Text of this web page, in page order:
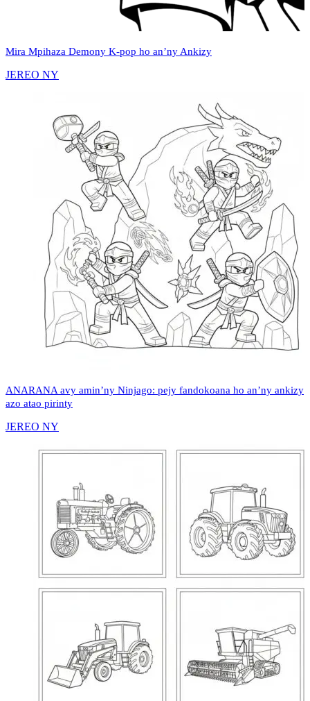
Mira Mpihaza Demony K‑pop ho an’ny Ankizy
JEREO NY
ANARANA avy amin’ny Ninjago: pejy fandokoana ho an’ny ankizy
azo atao pirinty
JEREO NY